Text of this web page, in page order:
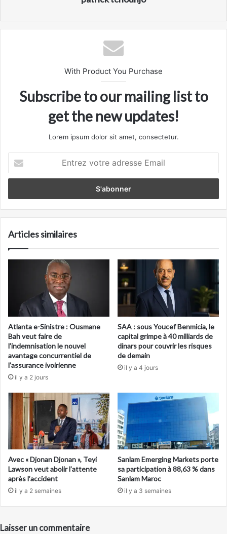
With Product You Purchase
Subscribe to our mailing list to
get the new updates!
Lorem ipsum dolor sit amet, consectetur.
votre
adresse
Articles similaires
Atlanta e-Sinistre : Ousmane
Bah veut faire de
l’indemnisation le nouvel
avantage concurrentiel de
l’assurance ivoirienne
il y a 2 jours
SAA : sous Youcef Benmicia, le
capital grimpe à 40 milliards de
dinars pour couvrir les risques
de demain
il y a 4 jours
Avec « Djonan Djonan », Teyi
Lawson veut abolir l’attente
après l’accident
il y a 2 semaines
Sanlam Emerging Markets porte
sa participation à 88,63 % dans
Sanlam Maroc
il y a 3 semaines
Laisser un commentaire